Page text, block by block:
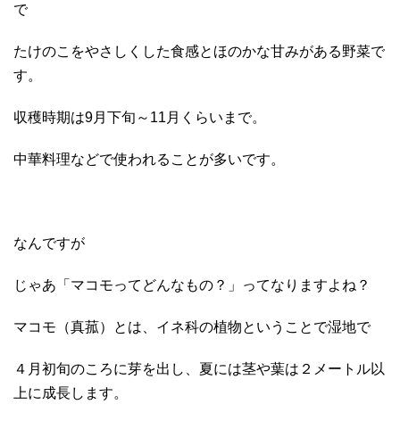
で
たけのこをやさしくした食感とほのかな甘みがある野菜で
す。
収穫時期は9月下旬～11月くらいまで。
中華料理などで使われることが多いです。
なんですが
じゃあ「マコモってどんなもの？」ってなりますよね？
マコモ（真菰）とは、イネ科の植物ということで湿地で
４月初旬のころに芽を出し、夏には茎や葉は２メートル以
上に成長します。